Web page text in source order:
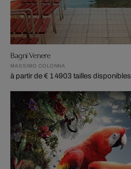
Bagni Venere
MASSIMO COLONNA
à partir de € 1 4903 tailles disponibles